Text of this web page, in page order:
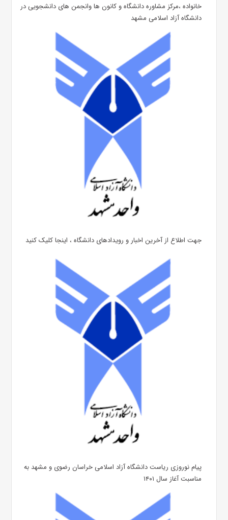
خانواده ،مرکز مشاوره دانشگاه و کانون ها وانجمن های دانشجویی در
دانشگاه آزاد اسلامی مشهد
جهت اطلاع از آخرین اخبار و رویدادهای دانشگاه ، اینجا کلیک کنید
پیام نوروزی ریاست دانشگاه آزاد اسلامی خراسان رضوی و مشهد به
مناسبت آغاز سال ۱۴۰۱